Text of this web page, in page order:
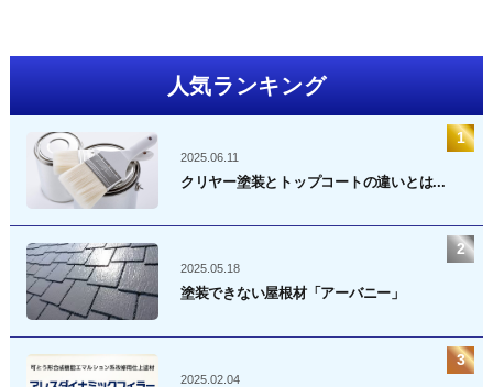
人気ランキング
2025.06.11
クリヤー塗装とトップコートの違いとは...
2025.05.18
塗装できない屋根材「アーバニー」
2025.02.04